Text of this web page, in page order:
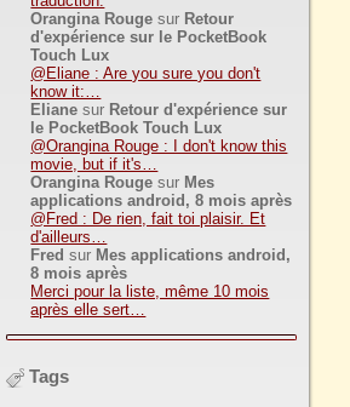
Orangina Rouge sur Retour
d'expérience sur le PocketBook
Touch Lux
@Eliane : Are you sure you don't
know it:…
Eliane sur Retour d'expérience sur
le PocketBook Touch Lux
@Orangina Rouge : I don't know this
movie, but if it's…
Orangina Rouge sur Mes
applications android, 8 mois après
@Fred : De rien, fait toi plaisir. Et
d'ailleurs…
Fred sur Mes applications android,
8 mois après
Merci pour la liste, même 10 mois
après elle sert…
Tags